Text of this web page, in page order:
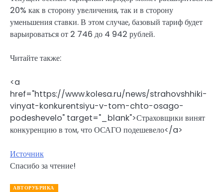
20% как в сторону увеличения, так и в сторону
уменьшения ставки. В этом случае, базовый тариф будет
варьироваться от 2 746 до 4 942 рублей.
Читайте также:
<a
href="https://www.kolesa.ru/news/strahovshhiki-
vinyat-konkurentsiyu-v-tom-chto-osago-
podeshevelo" target="_blank">Страховщики винят
конкуренцию в том, что ОСАГО подешевело</a>
Источник
Спасибо за чтение!
АВТОРУБРИКА